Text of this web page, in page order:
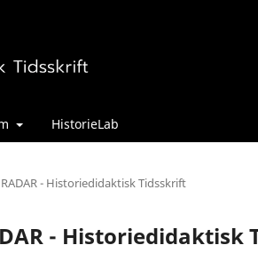
HistorieLab
- Historiedidaktisk Tidsskrift
- Historiedidaktisk